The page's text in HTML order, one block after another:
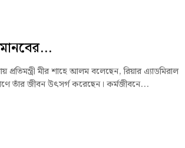
প্রতিমন্ত্রী মীর শাহে আলম বলেছেন, রিয়ার এ্যাডমিরাল
তাঁর জীবন উৎসর্গ করেছেন। কর্মজীবনে...